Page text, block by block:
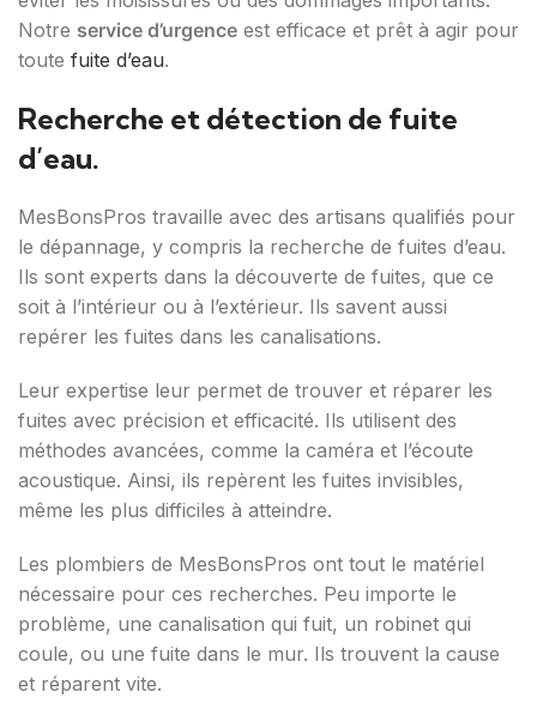
Notre service d’urgence est efficace et prêt à agir pour
toute fuite d’eau.
Recherche et détection de fuite
d’eau.
MesBonsPros travaille avec des artisans qualifiés pour
le dépannage, y compris la recherche de fuites d’eau.
Ils sont experts dans la découverte de fuites, que ce
soit à l’intérieur ou à l’extérieur. Ils savent aussi
repérer les fuites dans les canalisations.
Leur expertise leur permet de trouver et réparer les
fuites avec précision et efficacité. Ils utilisent des
méthodes avancées, comme la caméra et l’écoute
acoustique. Ainsi, ils repèrent les fuites invisibles,
même les plus difficiles à atteindre.
Les plombiers de MesBonsPros ont tout le matériel
nécessaire pour ces recherches. Peu importe le
problème, une canalisation qui fuit, un robinet qui
coule, ou une fuite dans le mur. Ils trouvent la cause
et réparent vite.